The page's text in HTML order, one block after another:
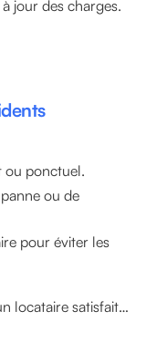
jour des charges.
ou ponctuel.
ou de
pour éviter les
locataire satisfait…